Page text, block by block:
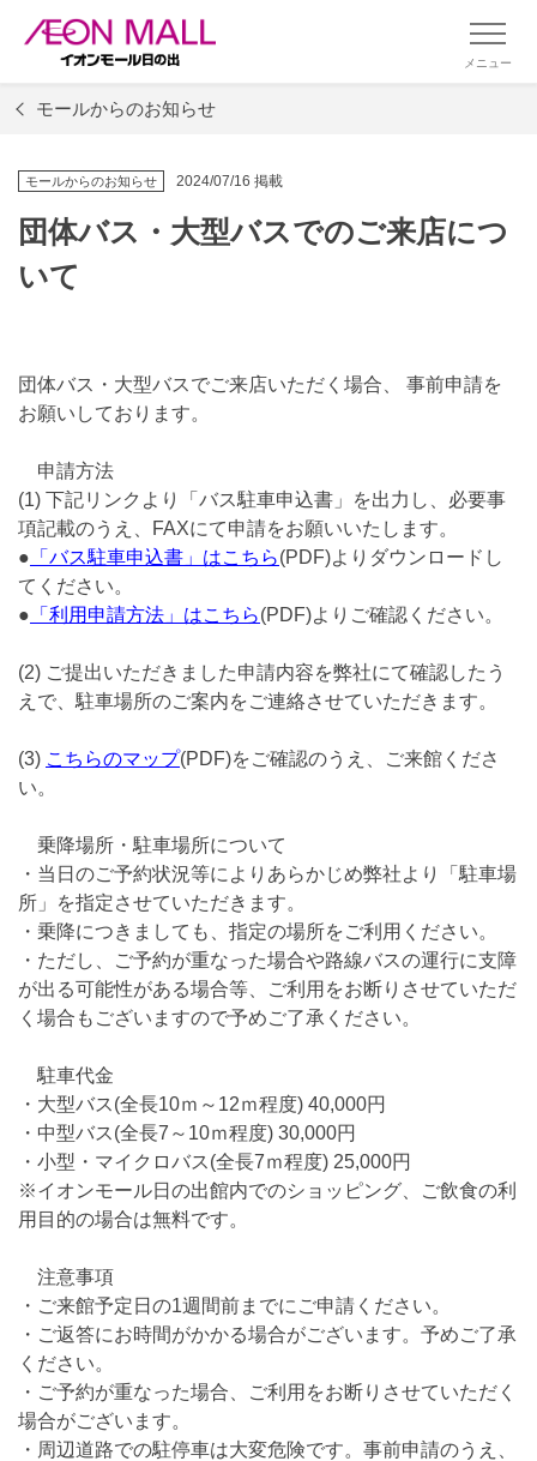
メニュー
モールからのお知らせ
モールからのお知らせ 2024/07/16 掲載
団体バス・大型バスでのご来店につ
いて
団体バス・大型バスでご来店いただく場合、 事前申請を
お願いしております。
申請方法
(1) 下記リンクより「バス駐車申込書」を出力し、必要事
項記載のうえ、FAXにて申請をお願いいたします。
● 「バス駐車申込書」はこちら(PDF)よりダウンロードし
てください。
● 「利用申請方法」はこちら(PDF)よりご確認ください。
(2) ご提出いただきました申請内容を弊社にて確認したう
えで、駐車場所のご案内をご連絡させていただきます。
(3) こちらのマップ(PDF)をご確認のうえ、ご来館くださ
い。
乗降場所・駐車場所について
・当日のご予約状況等によりあらかじめ弊社より「駐車場
所」を指定させていただきます。
・乗降につきましても、指定の場所をご利用ください。
・ただし、ご予約が重なった場合や路線バスの運行に支障
が出る可能性がある場合等、ご利用をお断りさせていただ
く場合もございますので予めご了承ください。
駐車代金
・大型バス(全長10ｍ～12ｍ程度) 40,000円
・中型バス(全長7～10ｍ程度) 30,000円
・小型・マイクロバス(全長7ｍ程度) 25,000円
※イオンモール日の出館内でのショッピング、ご飲食の利
用目的の場合は無料です。
注意事項
・ご来館予定日の1週間前までにご申請ください。
・ご返答にお時間がかかる場合がございます。予めご了承
ください。
・ご予約が重なった場合、ご利用をお断りさせていただく
場合がございます。
・周辺道路での駐停車は大変危険です。事前申請のうえ、